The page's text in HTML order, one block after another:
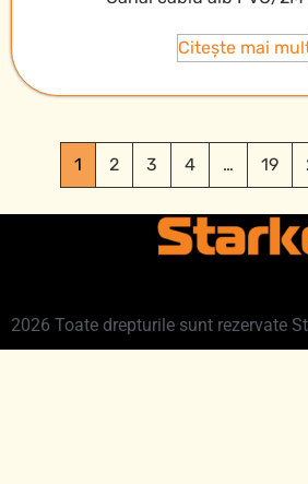
Citește mai
1 2 3 4 … 19
2026 Toate drepturile sunt rezervate